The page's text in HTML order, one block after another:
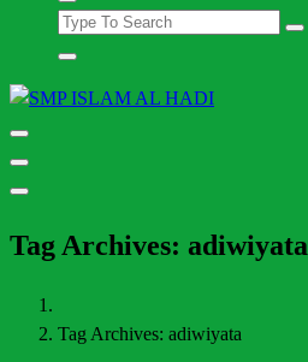
Tag Archives: adiwiyata
Tag Archives: adiwiyata